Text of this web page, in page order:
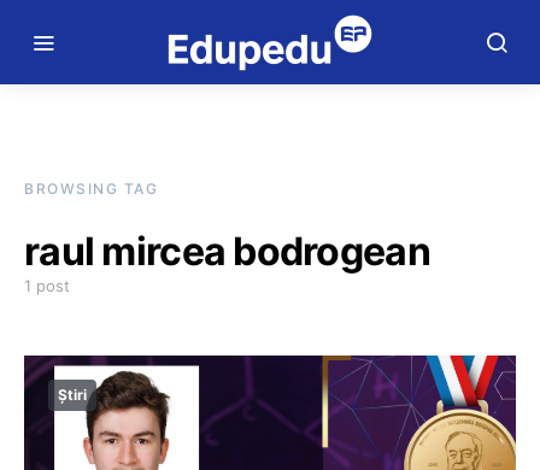
BROWSING TAG
raul mircea bodrogean
1 post
Știri